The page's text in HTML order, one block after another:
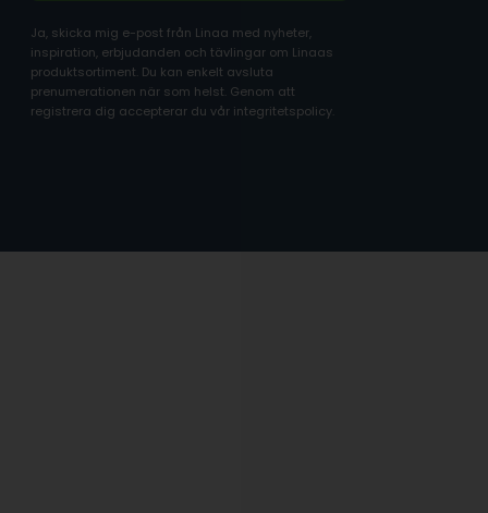
Ja, skicka mig e-post från Linaa med nyheter,
inspiration, erbjudanden och tävlingar om Linaas
produktsortiment. Du kan enkelt avsluta
prenumerationen när som helst. Genom att
registrera dig accepterar du vår integritetspolicy.